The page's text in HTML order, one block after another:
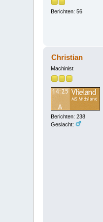
Berichten: 56
Christian
Machinist
Berichten: 238
Geslacht: